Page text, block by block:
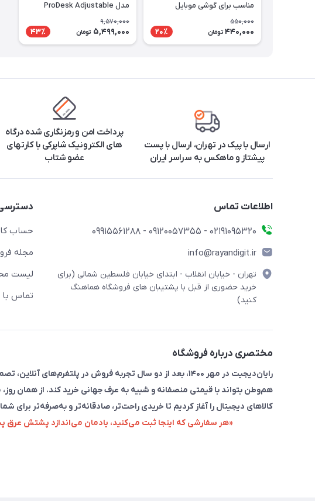
مناسب برای گوشی موبایل
سامسونگ Galaxy S22 Ultra
550,000
440,000 تومان 20٪
مدل ProDesk Adjustable
9,570,000
5,499,000 تومان 43٪
ارسال با پیک در تهران، ارسال با پست
پیشتاز و ماهکس به سراسر ایران
پرداخت امن و رمزنگاری شده درگاه
های الکترونیک شاپرکی با کارتهای
عضو شتاب
اطلاعات تماس
۰۲۱91095320 - 09120057355 - 09915561288
info@rayandigit.ir
تهران - خیابان انقلاب - ابتدای خیابان فلسطین شمالی (برای
خرید حضوری از قبل با پشتیبان های فروشگاه هماهنگ
کنید)
حساب
مجله
لیست
تماس با
مختصری درباره فروشگاه
رایان‌دیجیت در مهر ۱۴۰۰، بعد از دو سال تجربه فروش در
هم‌وطن بتواند با قیمتی منصفانه و شبیه به عرف جهانی خرید کند. از همان
کالاهای دیجیتال را آغاز کردیم تا خریدی راحت‌تر، صادقانه‌تر و به‌صرفه‌تر برای
«هر سفارشی که اینجا ثبت می‌کنید، یادمان می‌اندازد پشتش عرق